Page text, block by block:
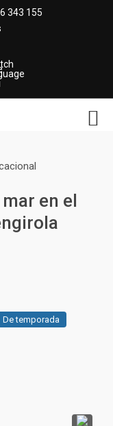
343 155
en el
De temporada